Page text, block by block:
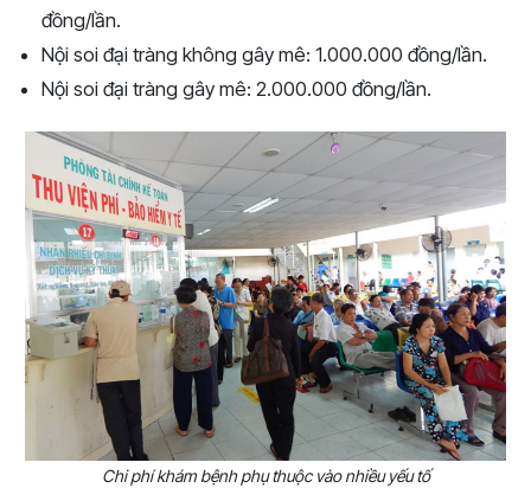
đồng/lần.
Nội soi đại tràng không gây mê: 1.000.000 đồng/lần.
Nội soi đại tràng gây mê: 2.000.000 đồng/lần.
Chi phí khám bệnh phụ thuộc vào nhiều yếu tố